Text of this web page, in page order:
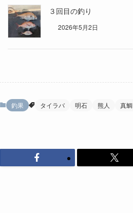
３回目の釣り
2026年5月2日
釣果 タイラバ 明石 熊人 真鯛